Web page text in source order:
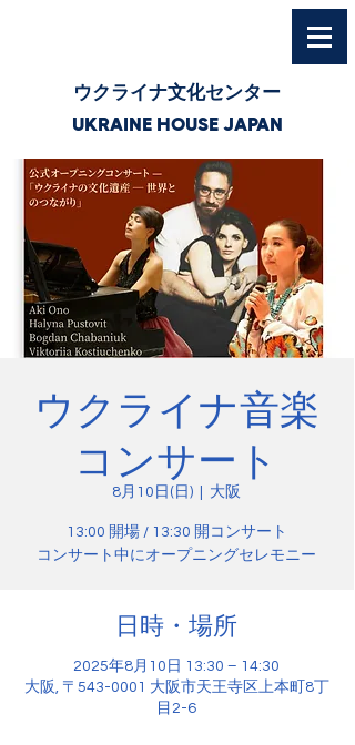
ウクライナ文化センター
UKRAINE HOUSE JAPAN
ウクライナ音楽
コンサート
8月10日(日) 大阪
13:00 開場 / 13:30 開コンサート
コンサート中にオープニングセレモニー
日時・場所
2025年8月10日 13:30 – 14:30
大阪, 〒543-0001 大阪市天王寺区上本町8丁
目2-6